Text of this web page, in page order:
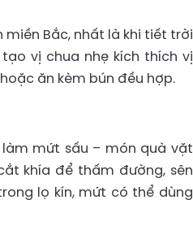
Bắc, nhất là khi tiết trời
vị chua nhẹ kích thích vị
ăn kèm bún đều hợp.
mứt sấu – món quà vặt
khía để thấm đường, sên
lọ kín, mứt có thể dùng